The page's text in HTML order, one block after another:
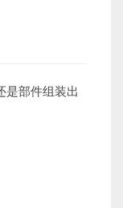
是部件组装出